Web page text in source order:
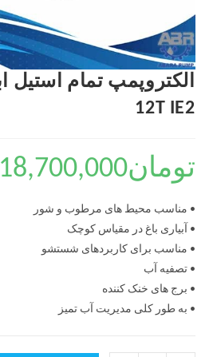
12T IE2
تومان18,700,000
• مناسب محیط های مرطوب و شور
• آبیاری باغ در مقیاس کوچک
• مناسب برای کاربردهای شستشو
• تصفیه آب
• برج های خنک کننده
• به طور کلی مدیریت آب تمیز